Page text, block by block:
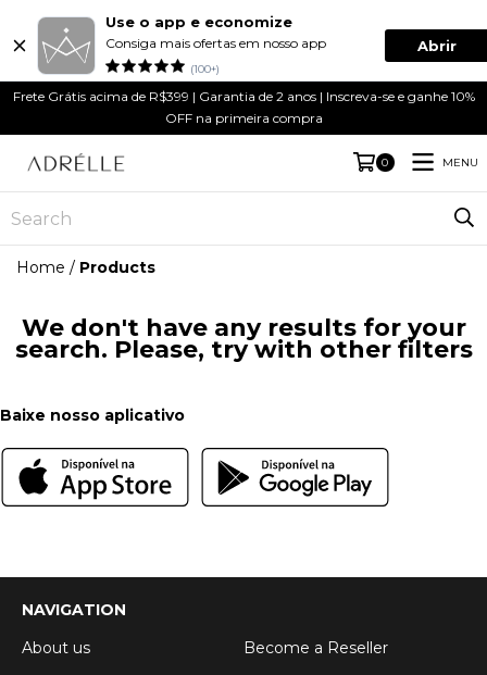
Use o app e economize
Consiga mais ofertas em nosso app
(100+)
Abrir
Frete Grátis acima de R$399 | Garantia de 2 anos | Inscreva-se e ganhe 10%
OFF na primeira compra
0 MENU
Home / Products
We don't have any results for your
search. Please, try with other filters
Baixe nosso aplicativo
NAVIGATION
About us
Become a Reseller